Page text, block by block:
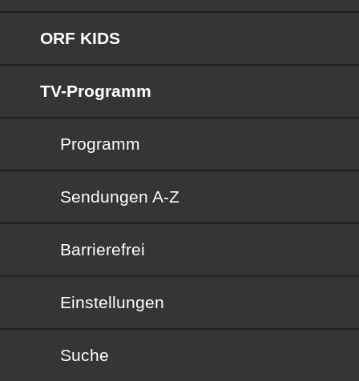
ORF KIDS
TV-Programm
Programm
Sendungen von A bis Z
Sendungen A-Z
Barrierefrei
Barrierefrei
Einstellungen
Suche